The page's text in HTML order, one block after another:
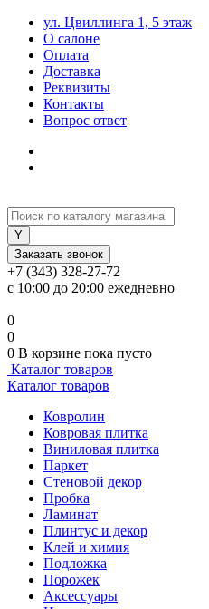
ул. Цвиллинга 1, 5 этаж
О салоне
Оплата
Доставка
Реквизиты
Контакты
Вопрос ответ
Заказать звонок
+7 (343) 328-27-72
с 10:00 до 20:00 ежедневно
0
0
0 В корзине пока пусто
Каталог товаров
Каталог товаров
Ковролин
Ковровая плитка
Виниловая плитка
Паркет
Стеновой декор
Пробка
Ламинат
Плинтус и декор
Клей и химия
Подложка
Порожек
Аксессуары